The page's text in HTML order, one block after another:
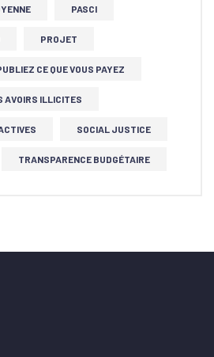
PASCI
PROJET
CE QUE VOUS PAYEZ
AVOIRS ILLICITES
SOCIAL JUSTICE
TRANSPARENCE BUDGÉTAIRE